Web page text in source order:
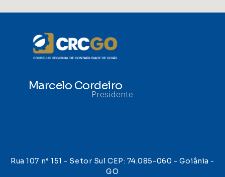
Marcelo Cordeiro
Presidente
Rua 107 n° 151 - Setor Sul CEP: 74.085-060 - Goiânia -
GO